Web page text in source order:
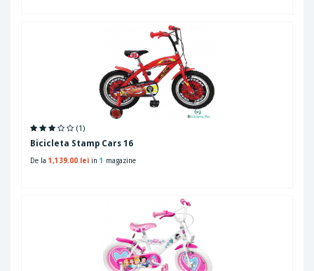
(1)
Bicicleta Stamp Cars 16
De la 1,139.00 lei in 1 magazine